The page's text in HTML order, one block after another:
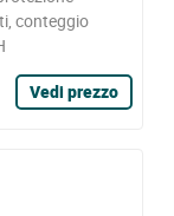
conteggio
Vedi prezzo